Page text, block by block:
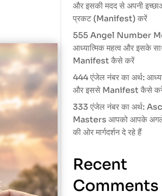
और इसकी मदद से अपनी
प्रकट (Manifest) करें
555 Angel Number
आध्यात्मिक महत्व और इसके
Manifest कैसे करें
444 एंजेल नंबर का अर्थ:
और इससे Manifest कैसे
333 एंजेल नंबर का अर्थ:
Masters आपको आपके
की ओर मार्गदर्शन दे रहे हैं
Recent
Comments